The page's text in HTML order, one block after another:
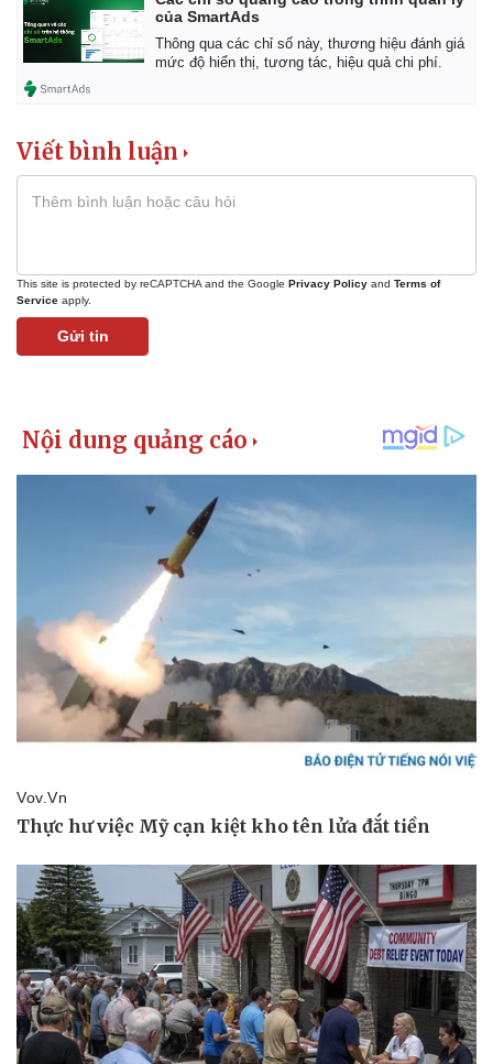
Pháp luật
Vụ án
Tin nóng
Tư vấn luật
Quân sự - Quốc phòng
Vũ khí
Việt Nam
Phân tích
của SmartAds
Thông qua các chỉ số này, thương hiệu đánh giá
mức độ hiển thị, tương tác, hiệu quả chi phí.
Viết bình luận
This site is protected by reCAPTCHA and the Google Privacy Policy and Terms of
Service apply.
Gửi tin